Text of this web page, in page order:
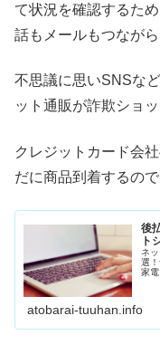
て状況を確認するた
話もメールもつながら
不思議に思いSNSな
ット通販が詐欺ショ
クレジットカード会
だに商品到着するの
後
ト
ネ
選
家
atobarai-tuuhan.info